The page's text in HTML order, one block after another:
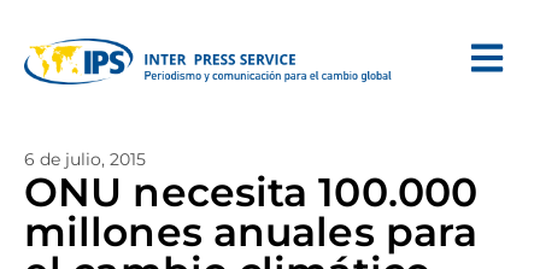
6 de julio, 2015
ONU necesita 100.000
millones anuales para